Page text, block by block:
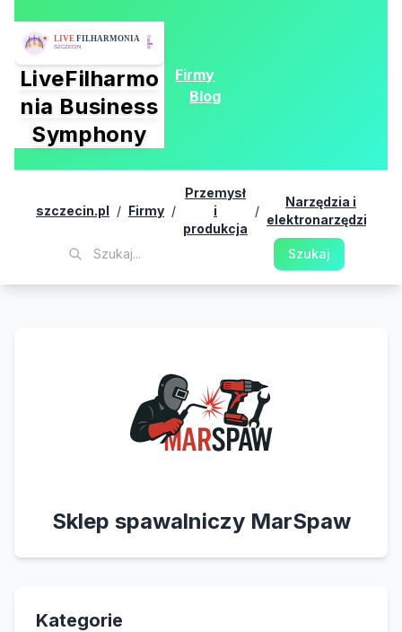
LiveFilharmo
nia Business
Symphony
Firmy
Blog
/ Firmy /
Przemysł
i
produkcja
/
Narzędzia i
elektronarzędzia
Szukaj
Sklep spawalniczy MarSpaw
Kategorie